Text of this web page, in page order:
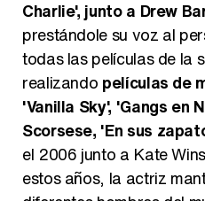
Charlie', junto a Drew
prestándole su voz al
todas las películas de la
realizando películas de
'Vanilla Sky', 'Gangs en
Scorsese, 'En sus
el 2006 junto a Kate
estos años, la actriz